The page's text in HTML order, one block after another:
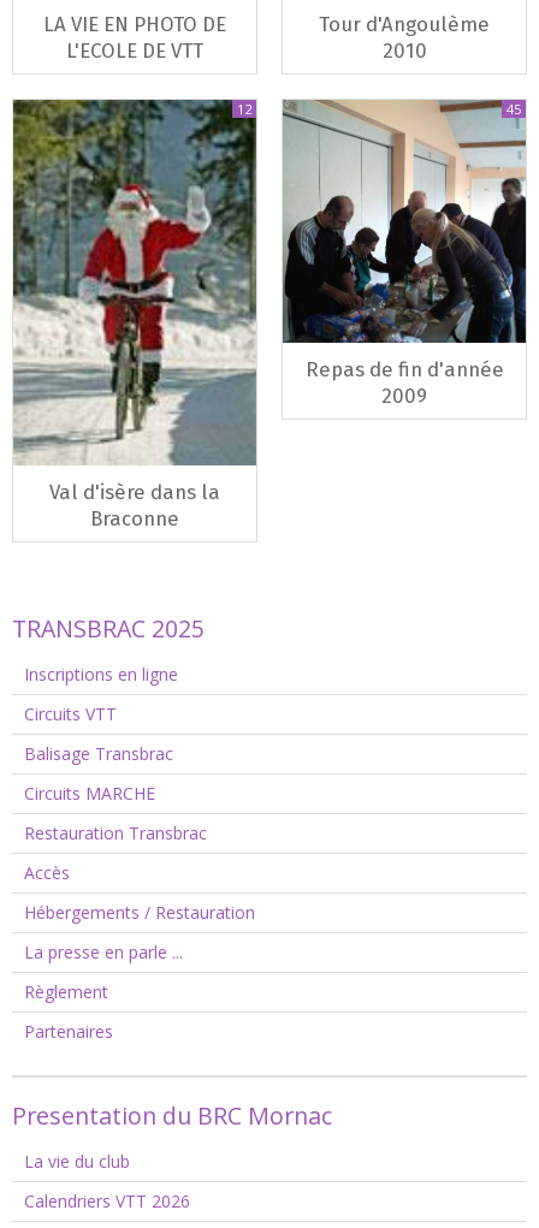
LA VIE EN PHOTO DE
L'ECOLE DE VTT
Tour d'Angoulème
2010
12
Val d'isère dans la
Braconne
45
Repas de fin d'année
2009
TRANSBRAC 2025
Inscriptions en ligne
Circuits VTT
Balisage Transbrac
Circuits MARCHE
Restauration Transbrac
Accès
Hébergements / Restauration
La presse en parle ...
Règlement
Partenaires
Presentation du BRC Mornac
La vie du club
Calendriers VTT 2026